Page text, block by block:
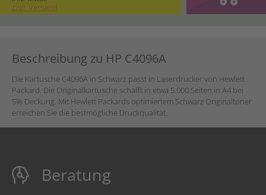
zzgl. Versand
Beschreibung zu HP C4096A
Die Kartusche C4096A in Schwarz passt in Laserdrucker von Hewlett
Packard. Die Originalkartusche schafft in etwa 5.000 Seiten in A4 bei
5% Deckung. Mit Hewlett Packards optimiertem Schwarz Originaltoner
erreichen Sie die bestmögliche Druckqualität.
Beratung